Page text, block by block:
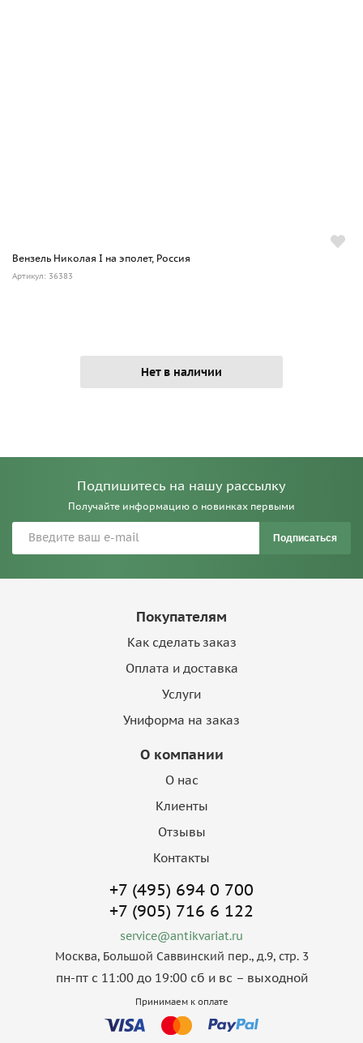
Вензель Николая I на эполет, Россия
Артикул: 36383
Нет в наличии
Подпишитесь на нашу рассылку
Получайте информацию о новинках первыми
Подписаться
Покупателям
Как сделать заказ
Оплата и доставка
Услуги
Униформа на заказ
О компании
О нас
Клиенты
Отзывы
Контакты
+7 (495) 694 0 700
+7 (905) 716 6 122
service@antikvariat.ru
Москва, Большой Саввинский пер., д.9, стр. 3
пн-пт с 11:00 до 19:00 сб и вс – выходной
Принимаем к оплате